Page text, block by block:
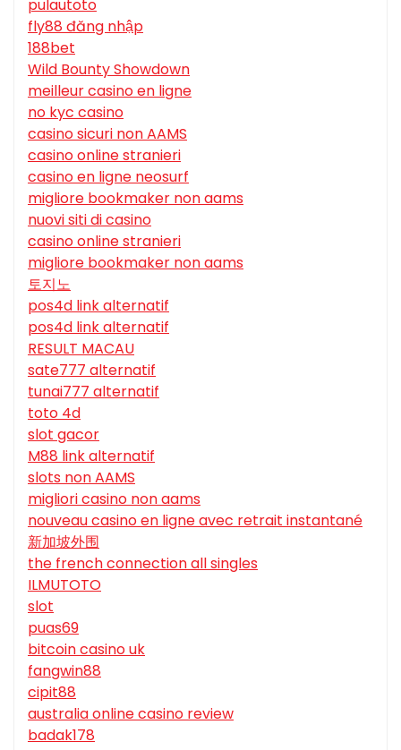
pulautoto
fly88 đăng nhập
188bet
Wild Bounty Showdown
meilleur casino en ligne
no kyc casino
casino sicuri non AAMS
casino online stranieri
casino en ligne neosurf
migliore bookmaker non aams
nuovi siti di casino
casino online stranieri
migliore bookmaker non aams
토지노
pos4d link alternatif
pos4d link alternatif
RESULT MACAU
sate777 alternatif
tunai777 alternatif
toto 4d
slot gacor
M88 link alternatif
slots non AAMS
migliori casino non aams
nouveau casino en ligne avec retrait instantané
新加坡外围
the french connection all singles
ILMUTOTO
slot
puas69
bitcoin casino uk
fangwin88
cipit88
australia online casino review
badak178